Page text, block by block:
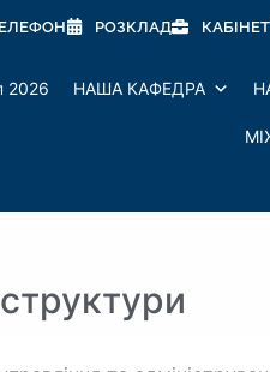
РОЗКЛАД КАБІНЕТ
2026 НАША КАФЕДРА